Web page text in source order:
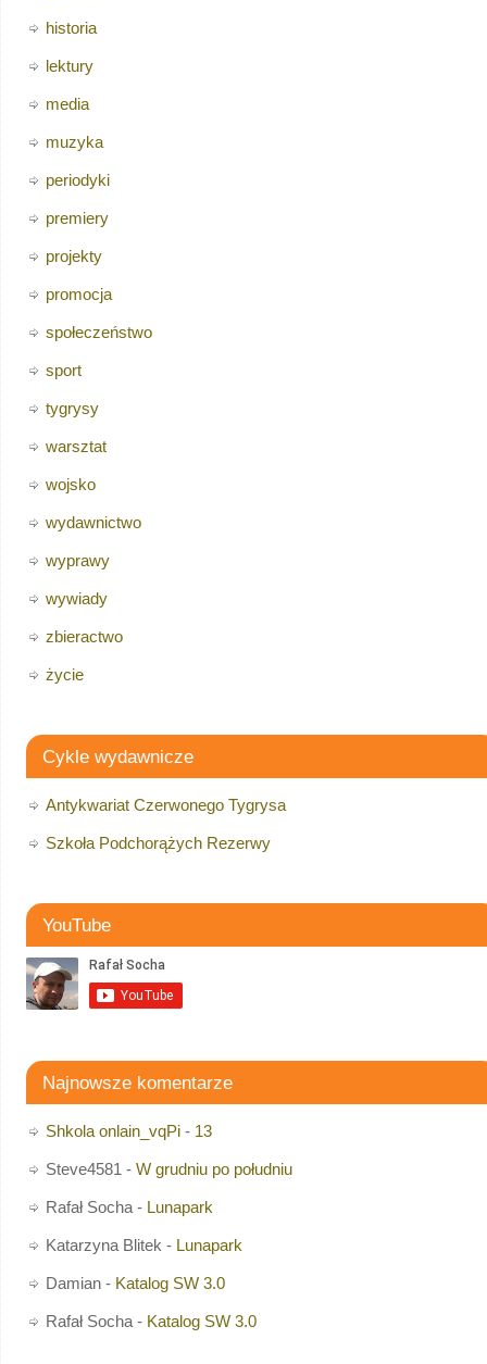
historia
lektury
media
muzyka
periodyki
premiery
projekty
promocja
społeczeństwo
sport
tygrysy
warsztat
wojsko
wydawnictwo
wyprawy
wywiady
zbieractwo
życie
Cykle wydawnicze
Antykwariat Czerwonego Tygrysa
Szkoła Podchorążych Rezerwy
YouTube
Najnowsze komentarze
Shkola onlain_vqPi- 13
Steve4581 - W grudniu po południu
Rafał Socha- Lunapark
Katarzyna Blitek - Lunapark
Damian- Katalog SW 3.0
Rafał Socha- Katalog SW 3.0